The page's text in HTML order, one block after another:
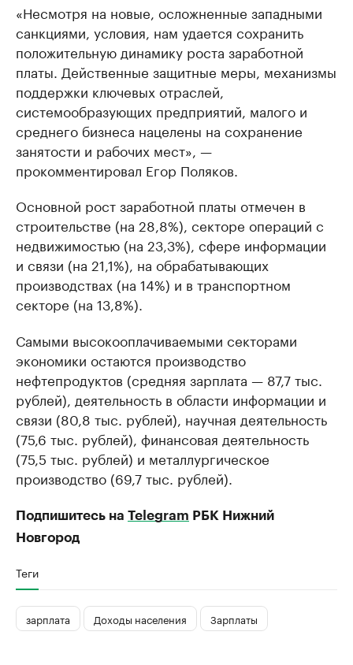
«Несмотря на новые, осложненные западными
санкциями, условия, нам удается сохранить
положительную динамику роста заработной
платы. Действенные защитные меры, механизмы
поддержки ключевых отраслей,
системообразующих предприятий, малого и
среднего бизнеса нацелены на сохранение
занятости и рабочих мест», —
прокомментировал Егор Поляков.
Основной рост заработной платы отмечен в
строительстве (на 28,8%), секторе операций с
недвижимостью (на 23,3%), сфере информации
и связи (на 21,1%), на обрабатывающих
производствах (на 14%) и в транспортном
секторе (на 13,8%).
Самыми высокооплачиваемыми секторами
экономики остаются производство
нефтепродуктов (средняя зарплата — 87,7 тыс.
рублей), деятельность в области информации и
связи (80,8 тыс. рублей), научная деятельность
(75,6 тыс. рублей), финансовая деятельность
(75,5 тыс. рублей) и металлургическое
производство (69,7 тыс. рублей).
Подпишитесь на Telegram РБК Нижний
Новгород
Теги
зарплата Доходы населения Зарплаты